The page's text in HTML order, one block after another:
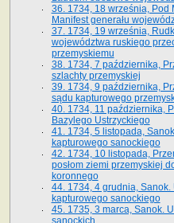
36. 1734, 18 września, Pod
Manifest generału
37. 1734, 19 września,
województwa ruskiego
przemyskiemu
38. 1734, 7 października,
szlachty przemyskiej
39. 1734, 9 października,
sądu kapturowego
40. 1734, 11 października,
Bazylego Ustrzyckiego
41. 1734, 5 listopada,
kapturowego sanockiego
42. 1734, 10 listopada,
posłom ziemi przemyskiej
koronnego
44. 1734, 4 grudnia, Sanok.
kapturowego sanockiego
45. 1735, 3 marca, Sanok.
sanockich